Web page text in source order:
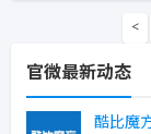
<
官微最新动态
酷比魔